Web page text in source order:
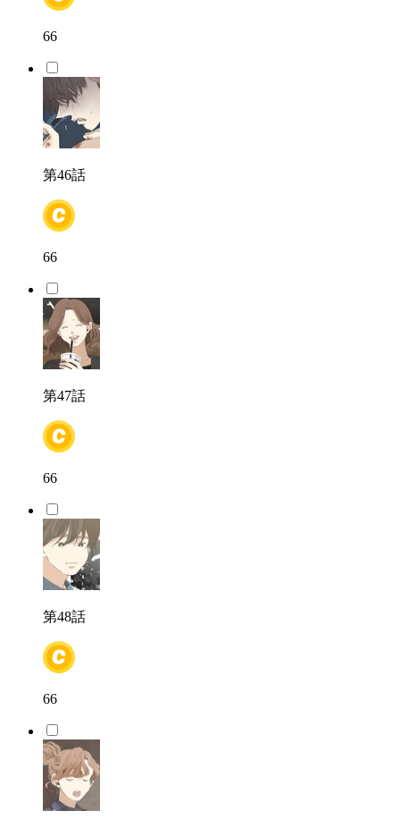
66
第46話
66
第47話
66
第48話
66